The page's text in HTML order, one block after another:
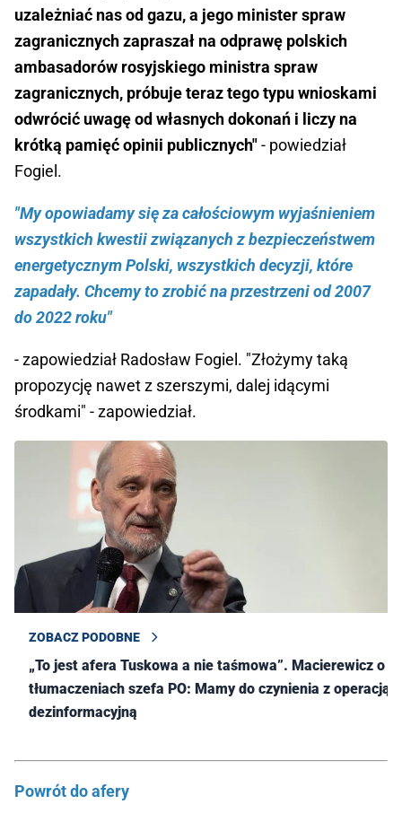
uzależniać nas od gazu, a jego minister spraw
zagranicznych zapraszał na odprawę polskich
ambasadorów rosyjskiego ministra spraw
zagranicznych, próbuje teraz tego typu wnioskami
odwrócić uwagę od własnych dokonań i liczy na
krótką pamięć opinii publicznych"- powiedział
Fogiel.
"My opowiadamy się za całościowym wyjaśnieniem
wszystkich kwestii związanych z bezpieczeństwem
energetycznym Polski, wszystkich decyzji, które
zapadały. Chcemy to zrobić na przestrzeni od 2007
do 2022 roku"
- zapowiedział Radosław Fogiel. "Złożymy taką
propozycję nawet z szerszymi, dalej idącymi
środkami" - zapowiedział.
ZOBACZ PODOBNE
„To jest afera Tuskowa a nie taśmowa”. Macierewicz o
tłumaczeniach szefa PO: Mamy do czynienia z operacją
dezinformacyjną
Powrót do afery